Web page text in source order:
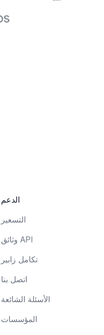
الدعم
التسعير
وثائق API
تكامل زابير
اتصل بنا
الأسئلة الشائعة
المؤسسات